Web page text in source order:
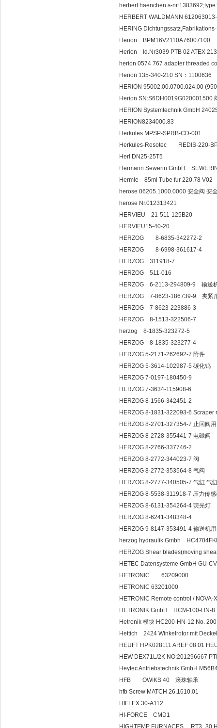
herbert haenchen s-
HERBERT WALDMANN
HERING
Herion BPM16V2110A76007100
Herion Id.Nr3039
herion 0574 767 adapter threaded
Herion 135-340-210 SN：1100636
HERION 95002.00.0700.024.00
Herion SN:S6DH0019G020001500
HERION Systemtechnik GmbH
HERION8234000.83
Herkules MPSP-SPRB-CD-001
Herkules-Resotec REDIS-220-
Herl DN25-25T5
Hermann Sewerin GmbH
Hermle 85ml
herose 06205.1000.0000 安全阀 安
herose Nr.012313421
HERVIEU 21-511-125B20
HERVIEU15-40-20
HERZOG 8-6835-342272-2
HERZOG 8-6998-361617-4
HERZOG
HERZOG 511-016
HERZOG 6-2113-294809-9 输送
HERZOG 7-8623-186739-9 夹紧
HERZOG 7-
HERZOG 8-1513-322506-7
herzog 8-1835-323272-5
HERZOG 8-1835-323277-4
HERZOG 5-2171-262692-7 附件
HERZOG 5-3614-102987-5 碳化钨
HERZOG 7-0197-180450-9
HERZOG 7-3634-115908-6
HERZOG 8-1566-342451-2
HERZOG 8-1831-322093-6 Scraper
HERZOG 8-2701-327354-7 止回阀用
HERZOG 8-2728-355441-7 电磁阀
HERZOG 8-2766-337746-2
HERZOG 8-2772-344023-7 阀
HERZOG 8-2772-353564-8 气阀
HERZOG 8-2777-340505-7 气缸 气
HERZOG 8-5538-311918-7 压力传
HERZOG 8-6131-354264-4 荧光灯
HERZOG 8-6241-348348-4
HERZOG 9-8147-353491-4 输送机
herzog hydraulik Gmbh
HERZOG Shear blades(moving
HETEC Datensysteme GmbH GU-
HETRONIC 63209000
HETRONIC 63201000
HETRONIC Remote control /
HETRONIK GmbH HCM-100-HN-8
Hetronik 模块 HC200-HN-12 No.
Hettich 2424 Winkelrotor mit
HEUFT HPK028111 AREF
HEW DEX71L/2K NO:201296667
Heytec Antriebstechnik GmbH
HFB OWIKS 40 滚珠轴承
hfb Screw MATCH 26.1610.01
HIFLEX 30-A112
HI-FORCE CMD1
HIGHTEMP